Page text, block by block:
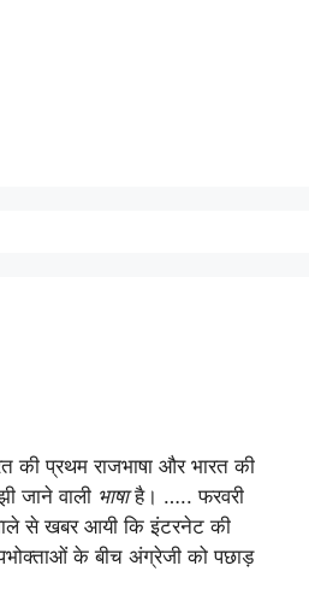
की प्रथम राजभाषा और भारत की
जाने वाली भाषाहै। ….. फरवरी
से खबर आयी कि इंटरनेट की
के बीच अंग्रेजी को पछाड़